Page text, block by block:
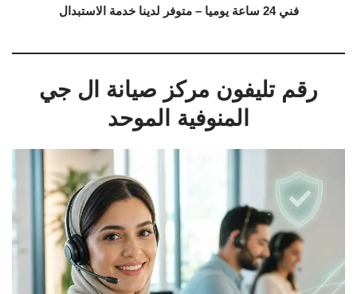
فني 24 ساعة يوميا – متوفر لدينا خدمة الاستبدال
رقم تليفون مركز صيانة ال جي
المنوفية الموحد